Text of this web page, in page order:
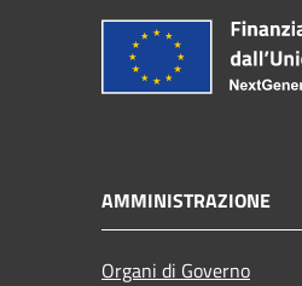
AMMINISTRAZIONE
Organi di Governo